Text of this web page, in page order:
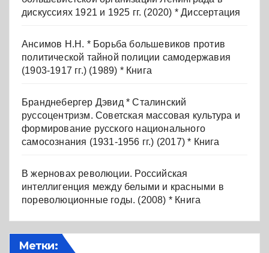
дискуссиях 1921 и 1925 гг. (2020) * Диссертация
Ансимов Н.Н. * Борьба большевиков против
политической тайной полиции самодержавия
(1903-1917 гг.) (1989) * Книга
Бранднебергер Дэвид * Сталинский
руссоцентризм. Советская массовая культура и
формирование русского национального
самосознания (1931-1956 гг.) (2017) * Книга
В жерновах революции. Российская
интеллигенция между белыми и красными в
пореволюционные годы. (2008) * Книга
Метки: